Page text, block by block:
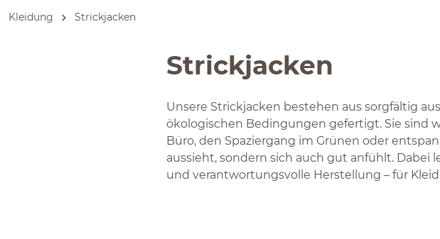
Kleidung Strickjacken
Strickjacken
Unsere Strickjacken bestehen aus sorgfältig
ökologischen Bedingungen gefertigt. Sie sind
Büro, den Spaziergang im Grünen oder
aussieht, sondern sich auch gut anfühlt.
und verantwortungsvolle Herstellung – für